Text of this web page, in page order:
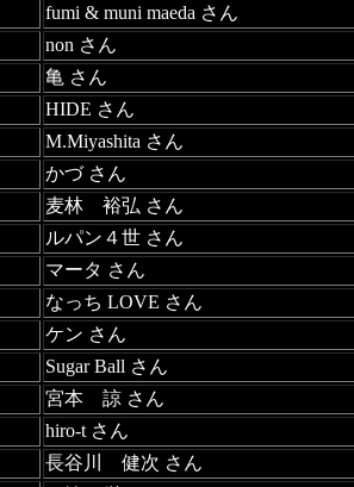
fumi & muni maeda さん
non さん
亀 さん
HIDE さん
M.Miyashita さん
かづ さん
麦林 裕弘 さん
ルパン４世 さん
マータ さん
なっち LOVE さん
ケン さん
Sugar Ball さん
宮本 諒 さん
hiro-t さん
長谷川 健次 さん